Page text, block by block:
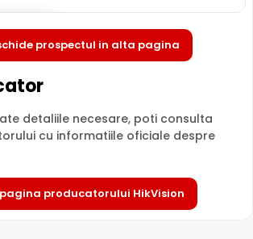
HikVision DS-7204HUHI-K1/P vs
M1/S(E) → ·HikVision DS-
vs HikVision iDS-7204HUHI-M1-X →
K1/P vs HikVision IDS-
→
prospectul in alta pagina
detaliile necesare, poti consulta
cu informatiile oficiale despre
producatorului HikVision